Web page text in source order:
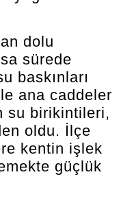
dolu
sürede
baskınları
ana caddeler
su birikintileri,
oldu. İlçe
kentin işlek
güçlük